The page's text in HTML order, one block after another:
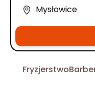
Fryzjerstwo